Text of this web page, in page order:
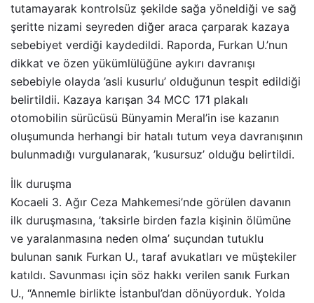
tutamayarak kontrolsüz şekilde sağa yöneldiği ve sağ
şeritte nizami seyreden diğer araca çarparak kazaya
sebebiyet verdiği kaydedildi. Raporda, Furkan U.’nun
dikkat ve özen yükümlülüğüne aykırı davranışı
sebebiyle olayda ’asli kusurlu’ olduğunun tespit edildiği
belirtildii. Kazaya karışan 34 MCC 171 plakalı
otomobilin sürücüsü Bünyamin Meral’in ise kazanın
oluşumunda herhangi bir hatalı tutum veya davranışının
bulunmadığı vurgulanarak, ’kusursuz’ olduğu belirtildi.
İlk duruşma
Kocaeli 3. Ağır Ceza Mahkemesi’nde görülen davanın
ilk duruşmasına, ’taksirle birden fazla kişinin ölümüne
ve yaralanmasına neden olma’ suçundan tutuklu
bulunan sanık Furkan U., taraf avukatları ve müştekiler
katıldı. Savunması için söz hakkı verilen sanık Furkan
U., “Annemle birlikte İstanbul’dan dönüyorduk. Yolda